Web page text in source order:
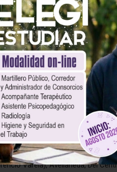
pasado. No obstante,
las otras
exigen un incremento en el
señalaron en un
(CIN) el encargado de
de todo el país, sean tratadas
solo para una universidad
a lo largo y a lo ancho
argentinas”,
nacionales del
en la provincia de Buenos
Varela), Avellaneda, Del